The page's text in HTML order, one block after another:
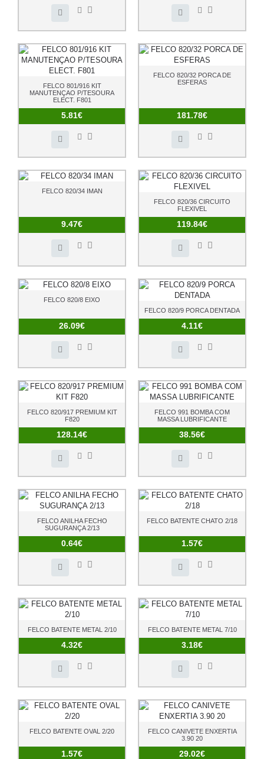
FELCO 801/916 KIT
MANUTENÇAO P/TESOURA
ELECT. F801
5.81€
FELCO 820/32 PORCA DE
ESFERAS
181.78€
FELCO 820/34 IMAN
9.47€
FELCO 820/36 CIRCUITO
FLEXIVEL
119.84€
FELCO 820/8 EIXO
26.09€
FELCO 820/9 PORCA DENTADA
4.11€
FELCO 820/917 PREMIUM KIT
F820
128.14€
FELCO 991 BOMBA COM
MASSA LUBRIFICANTE
38.56€
FELCO ANILHA FECHO
SUGURANÇA 2/13
0.64€
FELCO BATENTE CHATO 2/18
1.57€
FELCO BATENTE METAL 2/10
4.32€
FELCO BATENTE METAL 7/10
3.18€
FELCO BATENTE OVAL 2/20
1.57€
FELCO CANIVETE ENXERTIA
3.90 20
29.02€